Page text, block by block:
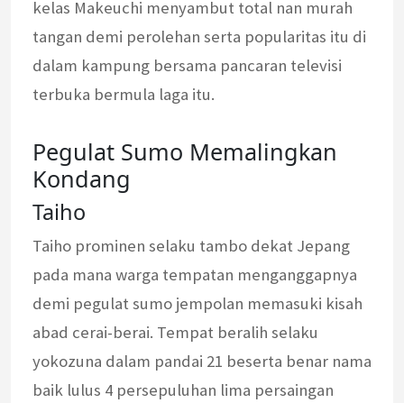
kelas Makeuchi menyambut total nan murah
tangan demi perolehan serta popularitas itu di
dalam kampung bersama pancaran televisi
terbuka bermula laga itu.
Pegulat Sumo Memalingkan
Kondang
Taiho
Taiho prominen selaku tambo dekat Jepang
pada mana warga tempatan menganggapnya
demi pegulat sumo jempolan memasuki kisah
abad cerai-berai. Tempat beralih selaku
yokozuna dalam pandai 21 beserta benar nama
baik lulus 4 persepuluhan lima persaingan